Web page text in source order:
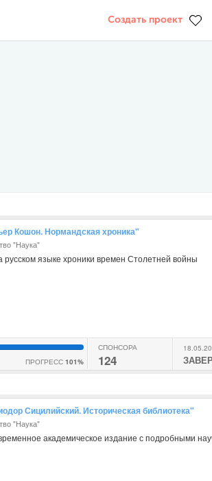
Создать проект
Кошон. Нормандская хроника"
"Наука"
русском языке хроники времен Столетней войны
ПРОГРЕСС 101%
СПОНСОРА
124
Сицилийский. Историческая библиотека"
"Наука"
академическое издание с подробными